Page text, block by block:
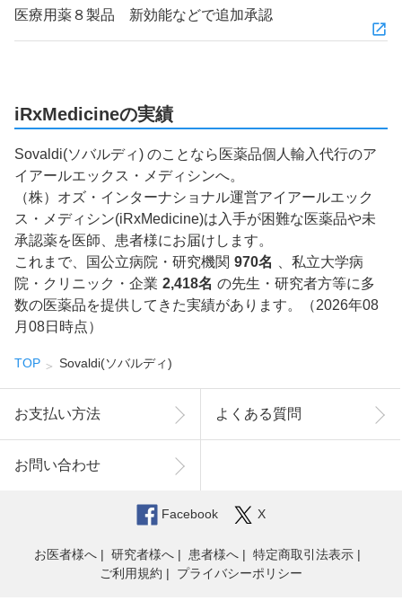
医療用薬８製品 新効能などで追加承認
iRxMedicineの実績
Sovaldi(ソバルディ) のことなら医薬品個人輸入代行のア
イアールエックス・メディシンへ。
（株）オズ・インターナショナル運営アイアールエック
ス・メディシン(iRxMedicine)は入手が困難な医薬品や未
承認薬を医師、患者様にお届けします。
これまで、国公立病院・研究機関 970名
、私立大学病
院・クリニック・企業 2,418名 の先生・研究者方等に多
数の医薬品を提供してきた実績があります。（2026年08
月08日時点）
TOP Sovaldi(ソバルディ)
お支払い方法 よくある質問
お問い合わせ
Facebook X
お医者様へ 研究者様へ 患者様へ
特定商取引法表示
ご利用規約
プライバシーポリシー